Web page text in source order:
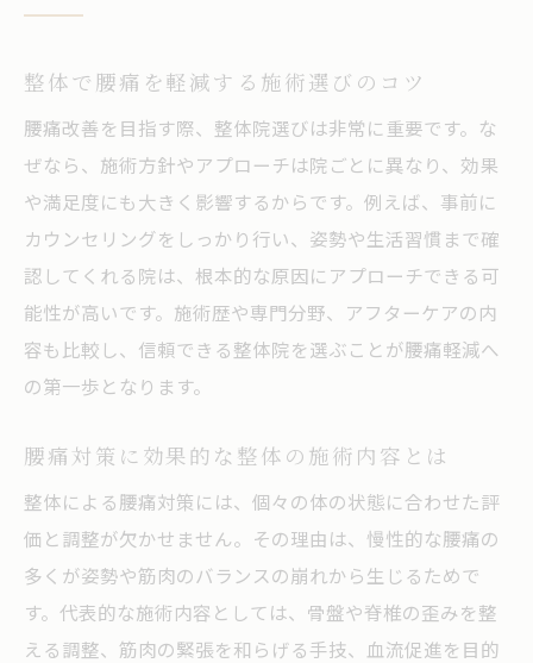
整体で腰痛を軽減する施術選びのコツ
腰痛改善を目指す際、整体院選びは非常に重要です。な
ぜなら、施術方針やアプローチは院ごとに異なり、効果
や満足度にも大きく影響するからです。例えば、事前に
カウンセリングをしっかり行い、姿勢や生活習慣まで確
認してくれる院は、根本的な原因にアプローチできる可
能性が高いです。施術歴や専門分野、アフターケアの内
容も比較し、信頼できる整体院を選ぶことが腰痛軽減へ
の第一歩となります。
腰痛対策に効果的な整体の施術内容とは
整体による腰痛対策には、個々の体の状態に合わせた評
価と調整が欠かせません。その理由は、慢性的な腰痛の
多くが姿勢や筋肉のバランスの崩れから生じるためで
す。代表的な施術内容としては、骨盤や脊椎の歪みを整
える調整、筋肉の緊張を和らげる手技、血流促進を目的